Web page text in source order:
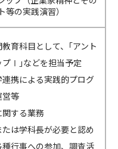
の実践演習）
育科目として、｢アント
プⅠ｣などを担当予定
携による実践的プログ
営等
する業務
は学科長が必要と認め
行事への参加、調査活